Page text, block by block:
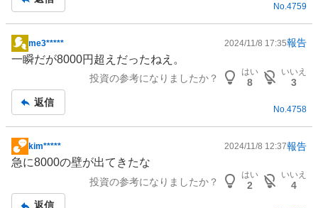
事 No. 4759
掲
事
me3***** 2024/11/8 17:35報告
一瞬だが8000円超えだったねえ。
投資の参考になりましたか？
はい
8
いいえ
3
返信
No.4758
掲
示
kim***** 2024/11/8 12:37報告
急に8000の壁が出てきたな
投資の参考になりましたか？
はい
2
いいえ
4
返信